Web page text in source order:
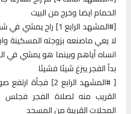
الحمام ايضا وخرج من البيت
[#المشهد الرابع 1]
لا يعي ماصنعه بزوجته المسكينة
انساه أياهم وبينما هو يمشي في
بدأ الفجر يبزغ شيئا فشيئا
[ #المشهد الرابع 2]
القريب منه لصلاة الفجر
المحلات القريبة من المسجد